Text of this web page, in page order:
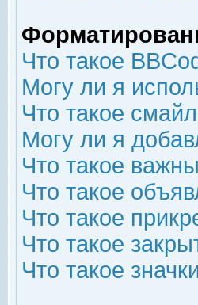
Что такое
Могу ли я
Что такое
Могу ли я
Что такое
Что такое
Что такое
Что такое
Что такое